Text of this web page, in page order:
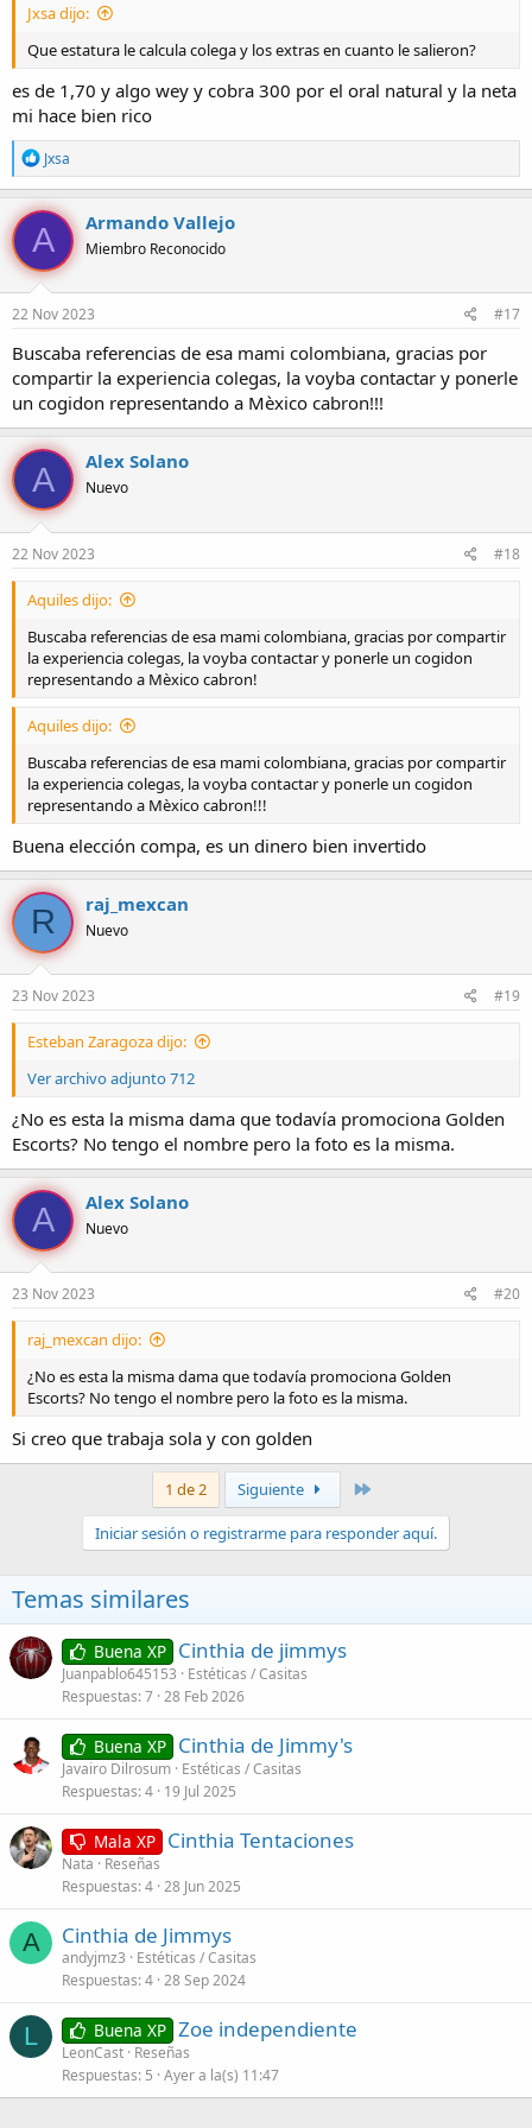
Jxsa dijo:
Que estatura le calcula colega y los extras en cuanto le salieron?
es de 1,70 y algo wey y cobra 300 por el oral natural y la neta
mi hace bien rico
R
e
a
c
c
i
o
n
e
:
Jxsa
A Armando Vallejo
Miembro Reconocido
22 Nov 2023 #17
Buscaba referencias de esa mami colombiana, gracias por
compartir la experiencia colegas, la voyba contactar y ponerle
un cogidon representando a Mèxico cabron!!!
A Alex Solano
Nuevo
22 Nov 2023 #18
Aquiles dijo:
Buscaba referencias de esa mami colombiana, gracias por compartir
la experiencia colegas, la voyba contactar y ponerle un cogidon
representando a Mèxico cabron!
Aquiles dijo:
Buscaba referencias de esa mami colombiana, gracias por compartir
la experiencia colegas, la voyba contactar y ponerle un cogidon
representando a Mèxico cabron!!!
Buena elección compa, es un dinero bien invertido
R raj_mexcan
Nuevo
23 Nov 2023 #19
Esteban Zaragoza dijo:
Ver archivo adjunto 712
¿No es esta la misma dama que todavía promociona Golden
Escorts? No tengo el nombre pero la foto es la misma.
A Alex Solano
Nuevo
23 Nov 2023 #20
raj_mexcan dijo:
¿No es esta la misma dama que todavía promociona Golden
Escorts? No tengo el nombre pero la foto es la misma.
Si creo que trabaja sola y con golden
1 de 2 Siguiente
Iniciar sesión o registrarme para responder aquí.
Temas similares
Buena XP Cinthia de jimmys
Juanpablo645153
Estéticas / Casitas
Respuestas 7 28 Feb 2026
Buena XP Cinthia de Jimmy's
Javairo Dilrosum Estéticas / Casitas
Respuestas 4 19 Jul 2025
Mala XP Cinthia Tentaciones
Nata
Reseñas
Respuestas 4 28 Jun 2025
A Cinthia de Jimmys
andyjmz3
Estéticas / Casitas
Respuestas 4 28 Sep 2024
L Buena XP Zoe independiente
LeonCast Reseñas
Respuestas 5 Ayer a la(s) 11:47